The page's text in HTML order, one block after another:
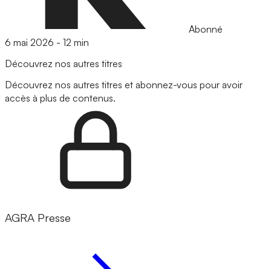
Abonné
6 mai 2026 - 12 min
Découvrez nos autres titres
Découvrez nos autres titres et abonnez-vous pour avoir
accès à plus de contenus.
AGRA Presse